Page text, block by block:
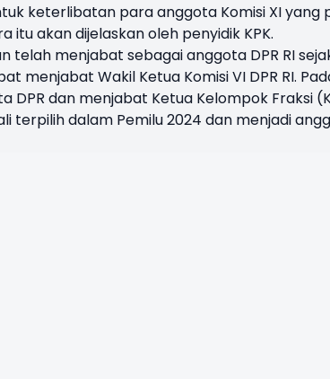
keterlibatan para anggota Komisi XI yang
itu akan dijelaskan oleh penyidik KPK.
telah menjabat sebagai anggota DPR RI
menjabat Wakil Ketua Komisi VI DPR RI.
DPR dan menjabat Ketua Kelompok Fraksi
terpilih dalam Pemilu 2024 dan menjadi